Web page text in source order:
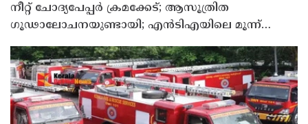
നീറ്റ് ചോദ്യപേപ്പര്‍ ക്രമക്കേട്; ആസൂത്രിത
ഗൂഢാലോചനയുണ്ടായി; എന്‍ടിഎയിലെ മൂന്ന്
കണ്ടെത്തലുമായി സിബിഐ